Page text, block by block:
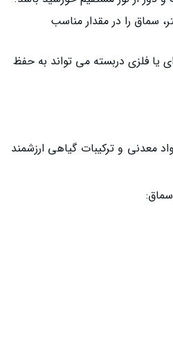
سماق را در مقدار مناسب
یا فلزی دربسته می ‌تواند به حفظ
معدنی و ترکیبات گیاهی ارزشمند